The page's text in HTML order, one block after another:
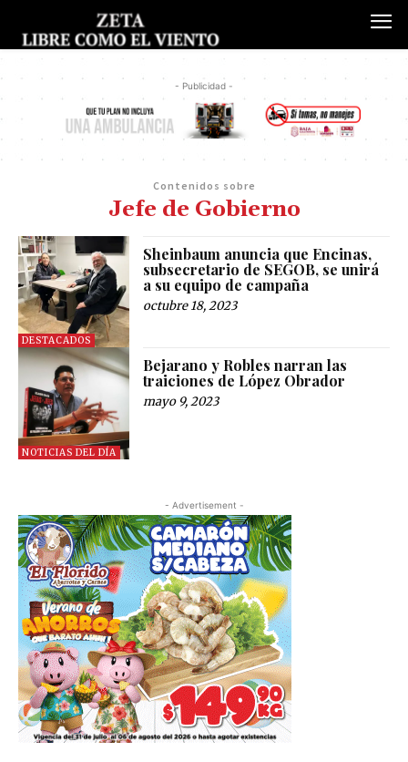
- Publicidad -
Contenidos sobre
Jefe de Gobierno
DESTACADOS
Sheinbaum anuncia que Encinas,
subsecretario de SEGOB, se unirá
a su equipo de campaña
octubre 18, 2023
NOTICIAS DEL DÍA
Bejarano y Robles narran las
traiciones de López Obrador
mayo 9, 2023
- Advertisement -